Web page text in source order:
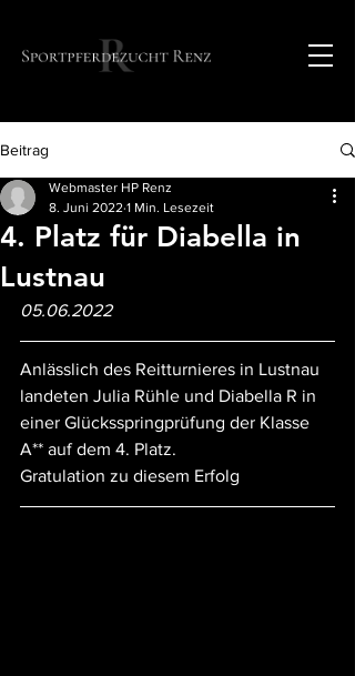
Beitrag
4. Platz für Diabella in
Lustnau
Webmaster HP Renz
8. Juni 2022 1 Min. Lesezeit
05.06.2022
Anlässlich des Reitturnieres in Lustnau
landeten Julia Rühle und Diabella R in
einer Glücksspringprüfung der Klasse
A** auf dem 4. Platz.
Gratulation zu diesem Erfolg